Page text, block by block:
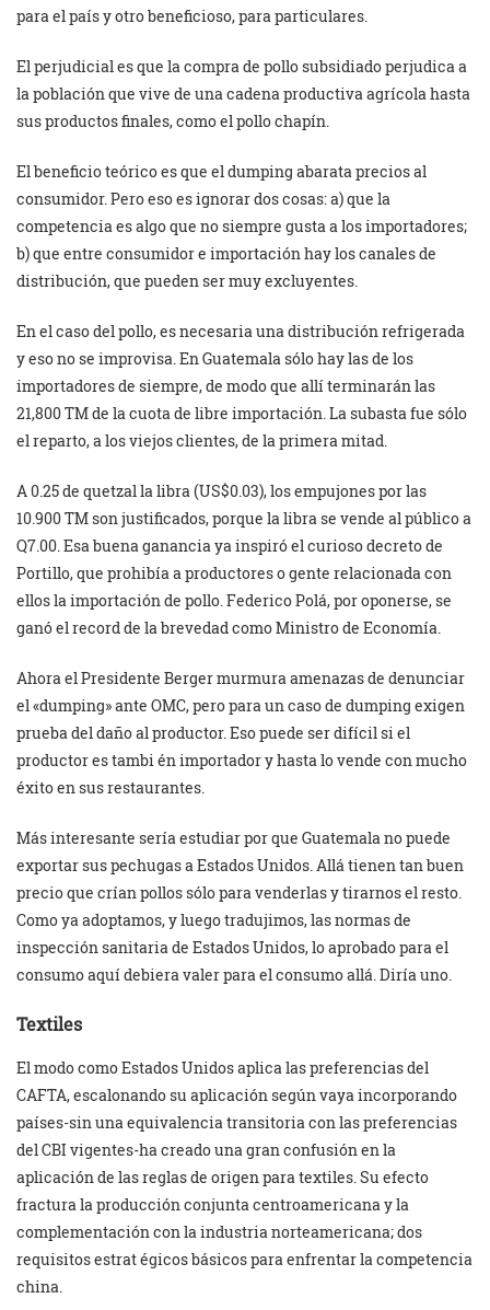
para el país y otro beneficioso, para particulares.
El perjudicial es que la compra de pollo subsidiado perjudica a
la población que vive de una cadena productiva agrícola hasta
sus productos finales, como el pollo chapín.
El beneficio teórico es que el dumping abarata precios al
consumidor. Pero eso es ignorar dos cosas: a) que la
competencia es algo que no siempre gusta a los importadores;
b) que entre consumidor e importación hay los canales de
distribución, que pueden ser muy excluyentes.
En el caso del pollo, es necesaria una distribución refrigerada
y eso no se improvisa. En Guatemala sólo hay las de los
importadores de siempre, de modo que allí terminarán las
21,800 TM de la cuota de libre importación. La subasta fue sólo
el reparto, a los viejos clientes, de la primera mitad.
A 0.25 de quetzal la libra (US$0.03), los empujones por las
10.900 TM son justificados, porque la libra se vende al público a
Q7.00. Esa buena ganancia ya inspiró el curioso decreto de
Portillo, que prohibía a productores o gente relacionada con
ellos la importación de pollo. Federico Polá, por oponerse, se
ganó el record de la brevedad como Ministro de Economía.
Ahora el Presidente Berger murmura amenazas de denunciar
el «dumping» ante OMC, pero para un caso de dumping exigen
prueba del daño al productor. Eso puede ser difícil si el
productor es tambi én importador y hasta lo vende con mucho
éxito en sus restaurantes.
Más interesante sería estudiar por que Guatemala no puede
exportar sus pechugas a Estados Unidos. Allá tienen tan buen
precio que crían pollos sólo para venderlas y tirarnos el resto.
Como ya adoptamos, y luego tradujimos, las normas de
inspección sanitaria de Estados Unidos, lo aprobado para el
consumo aquí debiera valer para el consumo allá. Diría uno.
Textiles
El modo como Estados Unidos aplica las preferencias del
CAFTA, escalonando su aplicación según vaya incorporando
países-sin una equivalencia transitoria con las preferencias
del CBI vigentes-ha creado una gran confusión en la
aplicación de las reglas de origen para textiles. Su efecto
fractura la producción conjunta centroamericana y la
complementación con la industria norteamericana; dos
requisitos estrat égicos básicos para enfrentar la competencia
china.